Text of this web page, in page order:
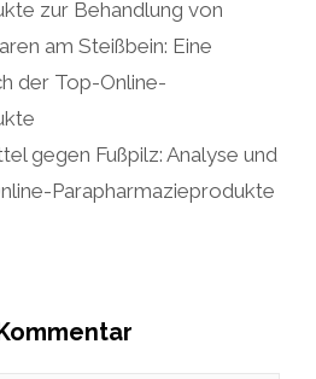
zur Behandlung von
am Steißbein: Eine
der Top-Online-
gegen Fußpilz: Analyse und
Parapharmazieprodukte